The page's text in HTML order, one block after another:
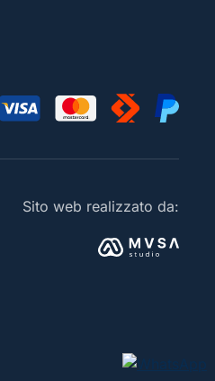
Sito web realizzato da: